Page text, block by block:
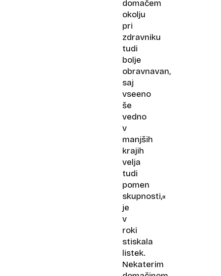
domačem
okolju
pri
zdravniku
tudi
bolje
obravnavan,
saj
vseeno
še
vedno
v
manjših
krajih
velja
tudi
pomen
skupnosti,«
je
v
roki
stiskala
listek.
Nekaterim